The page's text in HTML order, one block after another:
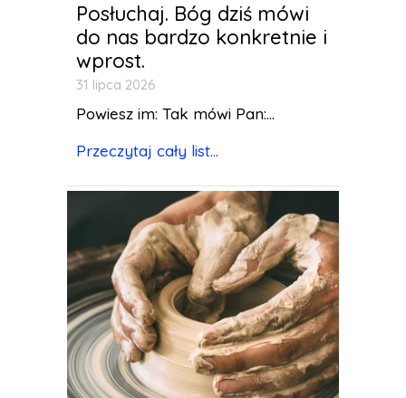
Posłuchaj. Bóg dziś mówi
do nas bardzo konkretnie i
wprost.
31 lipca 2026
Powiesz im: Tak mówi Pan:...
Przeczytaj cały list...